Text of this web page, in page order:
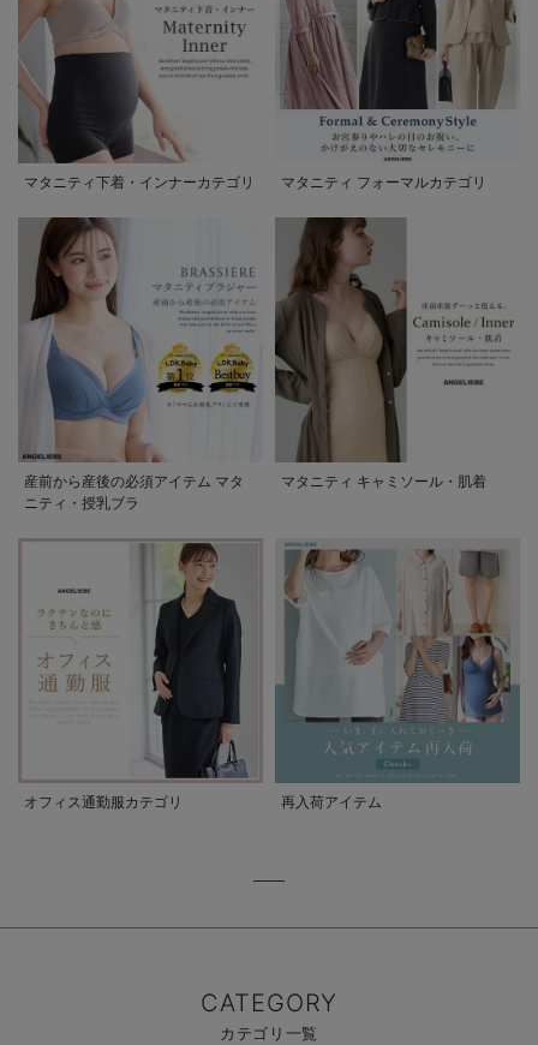
マタニティ下着・インナーカテゴリ マタニティ フォーマルカテゴリ
産前から産後の必須アイテム マタ
ニティ・授乳ブラ
マタニティ キャミソール・肌着
オフィス通勤服カテゴリ 再入荷アイテム
CATEGORY
カテゴリ一覧